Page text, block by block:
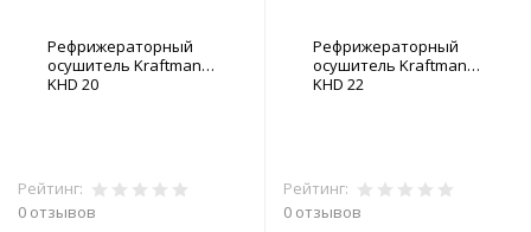
Рефрижераторный
осушитель Kraftmann
KHD 20
Рейтинг:
0 отзывов
Рефрижераторный
осушитель Kraftmann
KHD 22
Рейтинг:
0 отзывов